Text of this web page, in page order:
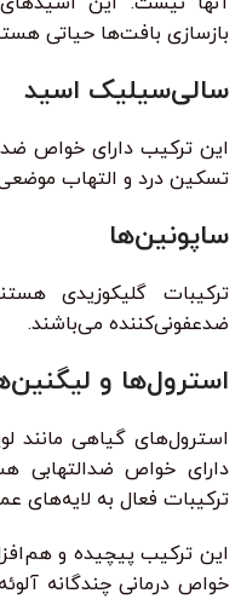
بازسازی بافت‌ها حیاتی
سالی‌سیلیک اسید
این ترکیب دارای خواص
تسکین درد و التهاب
ساپونین‌ها
ترکیبات گلیکوزیدی
ضدعفونی‌کننده می‌باشند.
استرول‌ها و
استرول‌های گیاهی مانند
دارای خواص ضدالتهابی
ترکیبات فعال به
این ترکیب پیچیده و
خواص درمانی چندگانه